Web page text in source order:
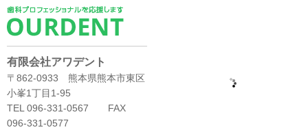
有限会社アワデント
〒862-0933 熊本県熊本市東区
小峯1丁目1-95
TEL 096-331-0567 FAX
096-331-0577